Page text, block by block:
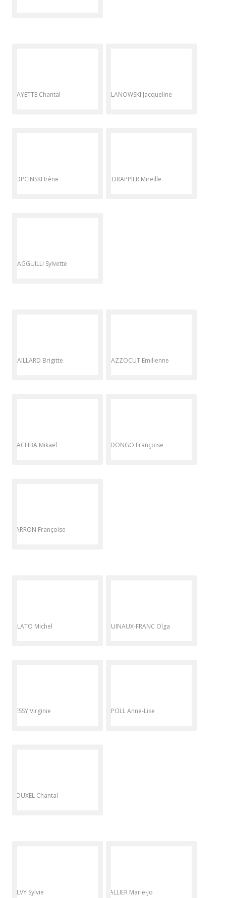
HAYETTE Chantal KILANOWSKI Jacqueline
KOPCINSKI Irène LEDRAPPIER Mireille
MAGGUILLI Sylvette
MAILLARD Brigitte MAZZOCUT Emilienne
NACHBA Mikaël NDONGO Françoise
PARRON Françoise
PILATO Michel QUINAUX-FRANC Olga
RESSY Virginie RIPOLL Anne-Lise
ROUXEL Chantal
SILVY Sylvie VALLIER Marie-Jo